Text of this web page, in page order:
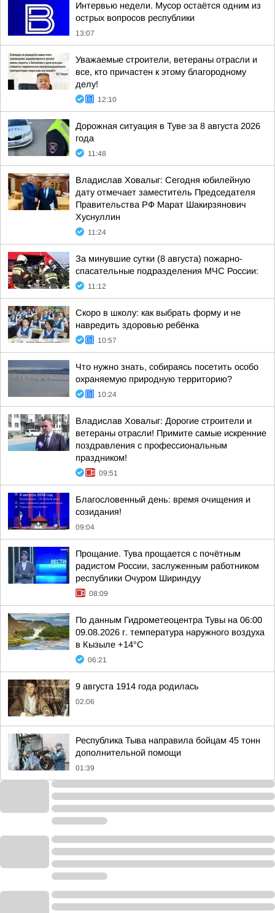
Интервью недели. Мусор остаётся одним из
острых вопросов республики
13:07
Уважаемые строители, ветераны отрасли и
все, кто причастен к этому благородному
делу!
12:10
Дорожная ситуация в Туве за 8 августа 2026
года
11:48
Владислав Ховалыг: Сегодня юбилейную
дату отмечает заместитель Председателя
Правительства РФ Марат Шакирзянович
Хуснуллин
11:24
За минувшие сутки (8 августа) пожарно-
спасательные подразделения МЧС России:
11:12
Скоро в школу: как выбрать форму и не
навредить здоровью ребёнка
10:57
Что нужно знать, собираясь посетить особо
охраняемую природную территорию?
10:24
Владислав Ховалыг: Дорогие строители и
ветераны отрасли! Примите самые искренние
поздравления с профессиональным
праздником!
09:51
Благословенный день: время очищения и
созидания!
09:04
Прощание. Тува прощается с почётным
радистом России, заслуженным работником
республики Очуром Шириндуу
08:09
По данным Гидрометеоцентра Тувы на 06:00
09.08.2026 г. температура наружного воздуха
в Кызыле +14°С
06:21
9 августа 1914 года родилась
02:06
Республика Тыва направила бойцам 45 тонн
дополнительной помощи
01:39